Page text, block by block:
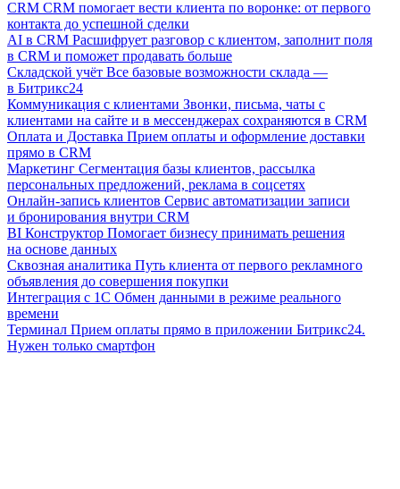
CRM CRM помогает вести клиента по воронке: от первого
контакта до успешной сделки
AI в CRM Расшифрует разговор с клиентом, заполнит поля
в CRM и поможет продавать больше
Складской учёт Все базовые возможности склада —
в Битрикс24
Коммуникация с клиентами Звонки, письма, чаты с
клиентами на сайте и в мессенджерах сохраняются в CRM
Оплата и Доставка Прием оплаты и оформление доставки
прямо в CRM
Маркетинг Сегментация базы клиентов, рассылка
персональных предложений, реклама в соцсетях
Онлайн-запись клиентов Сервис автоматизации записи
и бронирования внутри CRM
BI Конструктор Помогает бизнесу принимать решения
на основе данных
Сквозная аналитика Путь клиента от первого рекламного
объявления до совершения покупки
Интеграция с 1С Обмен данными в режиме реального
времени
Терминал Прием оплаты прямо в приложении Битрикс24.
Нужен только смартфон